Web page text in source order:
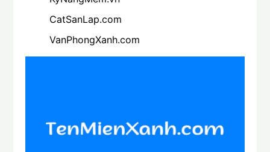
CatSanLap.com
VanPhongXanh.com